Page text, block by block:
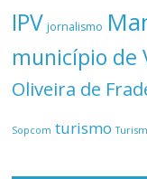
IPV jornalismo
município de
Oliveira de
Sopcom turismo